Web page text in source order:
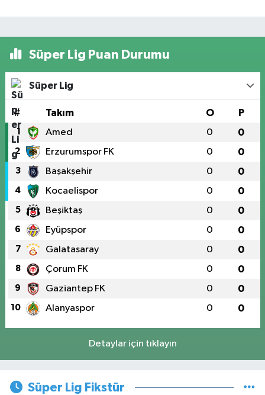
Süper Lig Puan Durumu
Süper Lig
# Takım O P
1 Amed 0 0
2 Erzurumspor FK 0 0
3 Başakşehir 0 0
4 Kocaelispor 0 0
5 Beşiktaş 0 0
6 Eyüpspor 0 0
7 Galatasaray 0 0
8 Çorum FK 0 0
9 Gaziantep FK 0 0
10 Alanyaspor 0 0
Detaylar için tıklayın
Süper Lig Fikstür